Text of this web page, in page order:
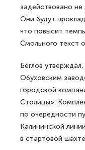
задействовано
Они будут
что повысит
Смольного текст
Беглов
Обуховским
городской
Столицы».
по очередности
Калининской
в стартовой